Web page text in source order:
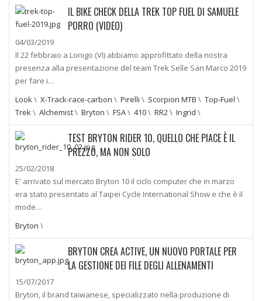
IL BIKE CHECK DELLA TREK TOP FUEL DI SAMUELE
PORRO (VIDEO)
04/03/2019
Il 22 febbraio a Lonigo (VI) abbiamo approfittato della nostra
presenza alla presentazione del team Trek Selle San Marco 2019
per fare i…
Look \ X-Track-race-carbon \ Pirelli \ Scorpion MTB \ Top-Fuel \
Trek \ Alchemist\ Bryton \ FSA\ 410\ RR2 \ Ingrid \
TEST BRYTON RIDER 10, QUELLO CHE PIACE È IL
PREZZO, MA NON SOLO
25/02/2018
E' arrivato sul mercato Bryton 10 il ciclo computer che in marzo
era stato presentato al Taipei Cycle International Show e che è il
mode…
Bryton \
BRYTON CREA ACTIVE, UN NUOVO PORTALE PER
LA GESTIONE DEI FILE DEGLI ALLENAMENTI
15/07/2017
Bryton, il brand taiwanese, specializzato nella produzione di